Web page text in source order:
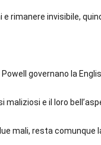
rimanere invisibile,
governano la
maliziosi e il loro
mali, resta comunque